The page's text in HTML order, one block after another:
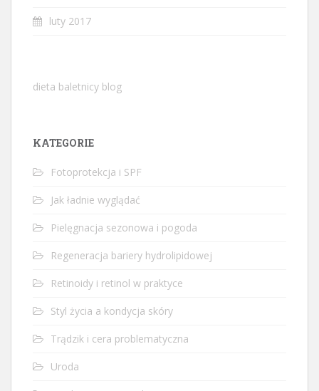
luty 2017
dieta baletnicy blog
KATEGORIE
Fotoprotekcja i SPF
Jak ładnie wyglądać
Pielęgnacja sezonowa i pogoda
Regeneracja bariery hydrolipidowej
Retinoidy i retinol w praktyce
Styl życia a kondycja skóry
Trądzik i cera problematyczna
Uroda